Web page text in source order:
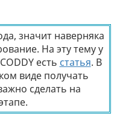
значит наверняка
На эту тему у
есть статья. В
виде получать
сделать на